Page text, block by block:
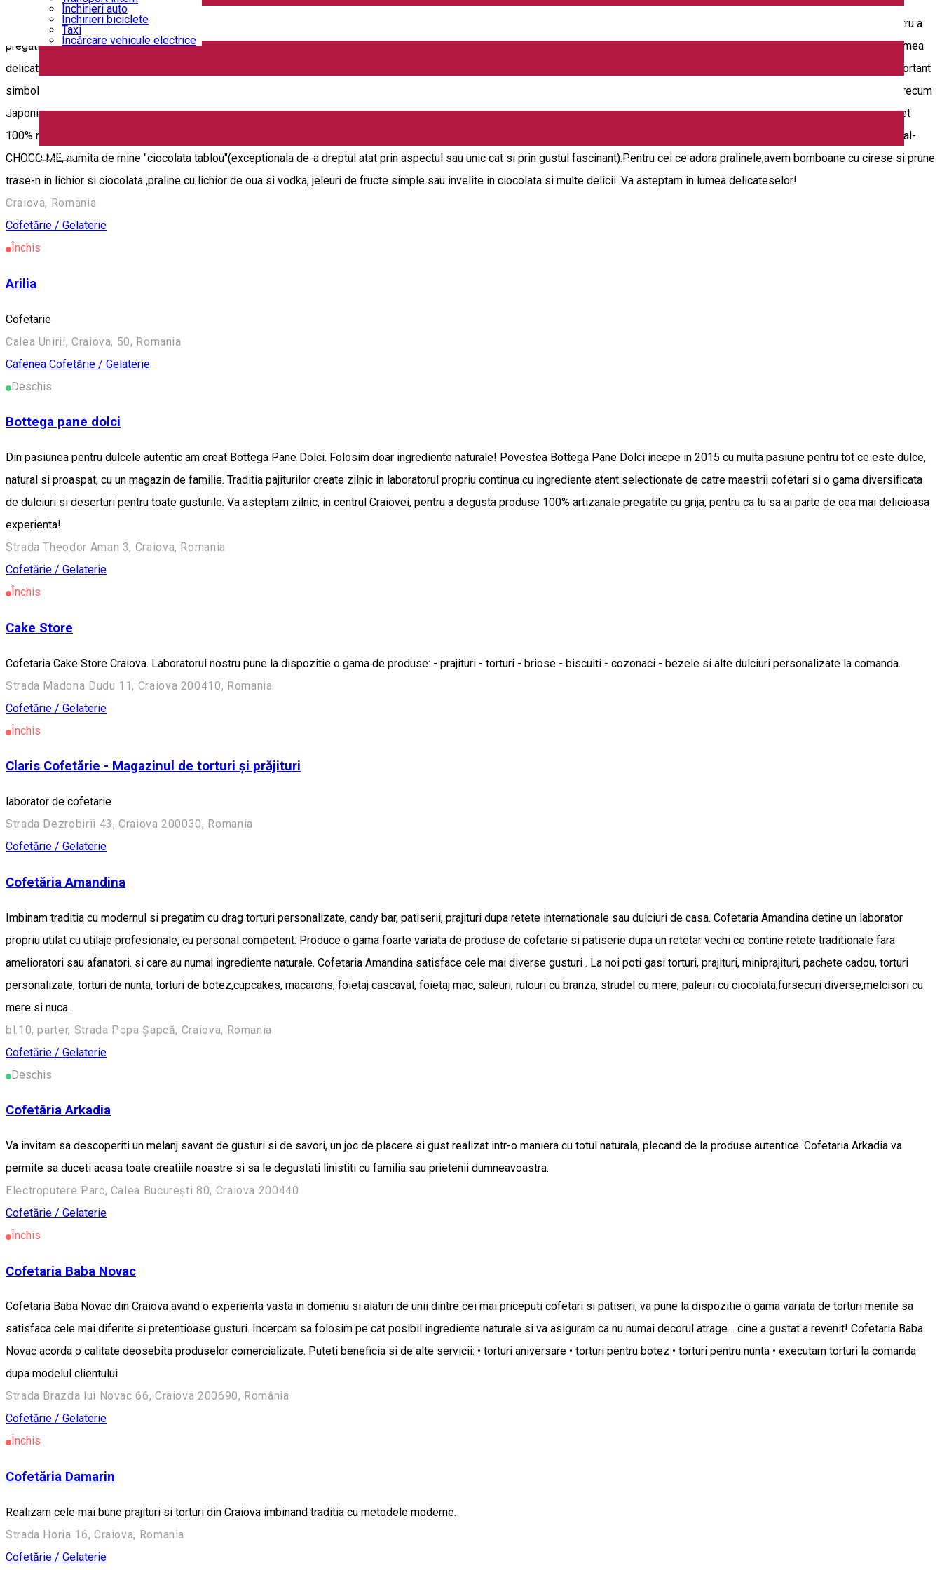
English
Închirieri auto
Închirieri biciclete
Taxi
Încărcare vehicule electrice
Cand ajungi la "Anya's Delicatese", e ca si cum ai pasi intr-un colt de lume, unde timpul se masoara altfel, in istorie si istorisiri despre cafea, ceaiuri, ciocolata belgiana si alte delicii. Pentru a
pregati o cafea de exceptie la ibric, in magazinul nostru gasiti ibrice de cupru in diverse marimi, iar secretele pregatirii ei dupa reteta traditionala,o sa le aflati pe loc de la ghidul dvs,in lumea
delicateselor! Alaturi de o cafea adevarata, va oferim Coniacul Armenesc "ARARAT"(7 varietati), un coniac deosebit de rafinat,100% organic, ce poarta numele muntelui biblic, cel mai important
simbol al culturii si identitatii armene. Pentru iubitorii de ceaiuri,am ales peste 15 sortimente din cele mai bune si aromate ceaiuri marca "MORNING FLAVOUR" importate direct din tari precum
Japonia, China, Africa, Argentina si Brazilia, cu o savoare unica si beneficii fantastice asupra organismului nostru! Pentru un rasfat complet va mai oferim o gama variata de dulciuri, serbet
100% natural pregatit dupa reteta traditionala , ciocolata belgiana cu si fara zahar- Caffe Tasse, trufe de ciocolata frantuzesti , diverse sortimente de ciocolata artizanala prelucrata manual-
CHOCO ME, numita de mine "ciocolata tablou"(exceptionala de-a dreptul atat prin aspectul sau unic cat si prin gustul fascinant).Pentru cei ce adora pralinele,avem bomboane cu cirese si prune
trase-n in lichior si ciocolata ,praline cu lichior de oua si vodka, jeleuri de fructe simple sau invelite in ciocolata si multe delicii. Va asteptam in lumea delicateselor!
Craiova, Romania
Cofetărie / Gelaterie
Închis
Arilia
Cofetarie
Calea Unirii, Craiova, 50, Romania
Cafenea Cofetărie / Gelaterie
Deschis
Bottega pane dolci
Din pasiunea pentru dulcele autentic am creat Bottega Pane Dolci. Folosim doar ingrediente naturale! Povestea Bottega Pane Dolci incepe in 2015 cu multa pasiune pentru tot ce este dulce,
natural si proaspat, cu un magazin de familie. Traditia pajiturilor create zilnic in laboratorul propriu continua cu ingrediente atent selectionate de catre maestrii cofetari si o gama diversificata
de dulciuri si deserturi pentru toate gusturile. Va asteptam zilnic, in centrul Craiovei, pentru a degusta produse 100% artizanale pregatite cu grija, pentru ca tu sa ai parte de cea mai delicioasa
experienta!
Strada Theodor Aman 3, Craiova, Romania
Cofetărie / Gelaterie
Închis
Cake Store
Cofetaria Cake Store Craiova. Laboratorul nostru pune la dispozitie o gama de produse: - prajituri - torturi - briose - biscuiti - cozonaci - bezele si alte dulciuri personalizate la comanda.
Strada Madona Dudu 11, Craiova 200410, Romania
Cofetărie / Gelaterie
Închis
Claris Cofetărie - Magazinul de torturi și prăjituri
laborator de cofetarie
Strada Dezrobirii 43, Craiova 200030, Romania
Cofetărie / Gelaterie
Cofetăria Amandina
Imbinam traditia cu modernul si pregatim cu drag torturi personalizate, candy bar, patiserii, prajituri dupa retete internationale sau dulciuri de casa. Cofetaria Amandina detine un laborator
propriu utilat cu utilaje profesionale, cu personal competent. Produce o gama foarte variata de produse de cofetarie si patiserie dupa un retetar vechi ce contine retete traditionale fara
amelioratori sau afanatori. si care au numai ingrediente naturale. Cofetaria Amandina satisface cele mai diverse gusturi . La noi poti gasi torturi, prajituri, miniprajituri, pachete cadou, torturi
personalizate, torturi de nunta, torturi de botez,cupcakes, macarons, foietaj cascaval, foietaj mac, saleuri, rulouri cu branza, strudel cu mere, paleuri cu ciocolata,fursecuri diverse,melcisori cu
mere si nuca.
bl.10, parter, Strada Popa Șapcă, Craiova, Romania
Cofetărie / Gelaterie
Deschis
Cofetăria Arkadia
Va invitam sa descoperiti un melanj savant de gusturi si de savori, un joc de placere si gust realizat intr-o maniera cu totul naturala, plecand de la produse autentice. Cofetaria Arkadia va
permite sa duceti acasa toate creatiile noastre si sa le degustati linistiti cu familia sau prietenii dumneavoastra.
Electroputere Parc, Calea București 80, Craiova 200440
Cofetărie / Gelaterie
Închis
Cofetaria Baba Novac
Cofetaria Baba Novac din Craiova avand o experienta vasta in domeniu si alaturi de unii dintre cei mai priceputi cofetari si patiseri, va pune la dispozitie o gama variata de torturi menite sa
satisfaca cele mai diferite si pretentioase gusturi. Incercam sa folosim pe cat posibil ingrediente naturale si va asiguram ca nu numai decorul atrage… cine a gustat a revenit! Cofetaria Baba
Novac acorda o calitate deosebita produselor comercializate. Puteti beneficia si de alte servicii: • torturi aniversare • torturi pentru botez • torturi pentru nunta • executam torturi la comanda
dupa modelul clientului
Strada Brazda lui Novac 66, Craiova 200690, România
Cofetărie / Gelaterie
Închis
Cofetăria Damarin
Realizam cele mai bune prajituri si torturi din Craiova imbinand traditia cu metodele moderne.
Strada Horia 16, Craiova, Romania
Cofetărie / Gelaterie